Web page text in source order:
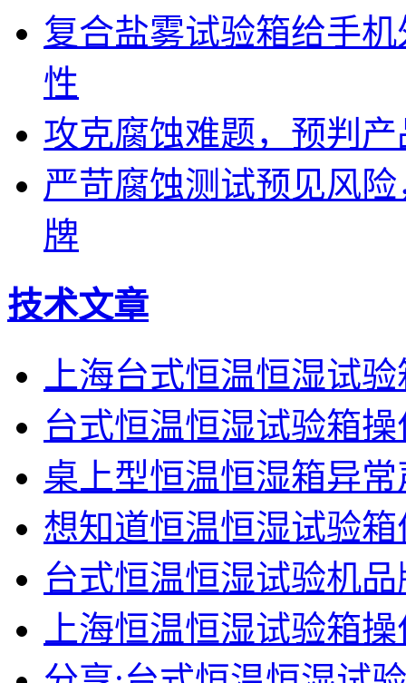
复合盐雾试验箱给手
性
攻克腐蚀难题，预判
严苛腐蚀测试预见风
牌
技术文章
上海台式恒温恒湿试
台式恒温恒湿试验箱
桌上型恒温恒湿箱异
想知道恒温恒湿试验
台式恒温恒湿试验机
上海恒温恒湿试验箱